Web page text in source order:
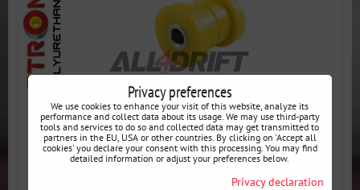
Privacy preferences
We use cookies to enhance your visit of this website, analyze its
performance and collect data about its usage. We may use third-party
tools and services to do so and collected data may get transmitted to
partners in the EU, USA or other countries. By clicking on 'Accept all
cookies' you declare your consent with this processing. You may find
detailed information or adjust your preferences below.
Privacy declaration